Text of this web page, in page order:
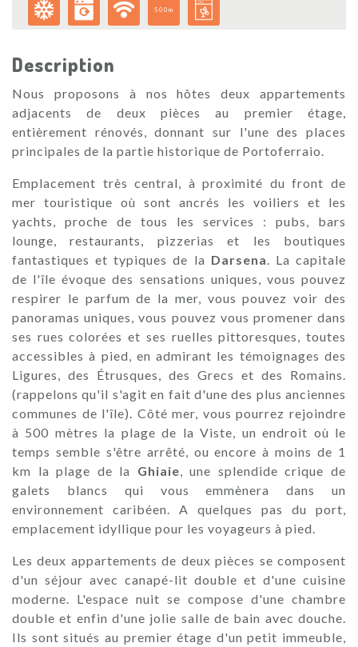
500m
Description
Nous proposons à nos hôtes deux appartements
adjacents de deux pièces au premier étage,
entièrement rénovés, donnant sur l'une des places
principales de la partie historique de Portoferraio.
Emplacement très central, à proximité du front de
mer touristique où sont ancrés les voiliers et les
yachts, proche de tous les services : pubs, bars
lounge, restaurants, pizzerias et les boutiques
fantastiques et typiques de la Darsena. La capitale
de l'île évoque des sensations uniques, vous pouvez
respirer le parfum de la mer, vous pouvez voir des
panoramas uniques, vous pouvez vous promener dans
ses rues colorées et ses ruelles pittoresques, toutes
accessibles à pied, en admirant les témoignages des
Ligures, des Étrusques, des Grecs et des Romains.
(rappelons qu'il s'agit en fait d'une des plus anciennes
communes de l'île). Côté mer, vous pourrez rejoindre
à 500 mètres la plage de la Viste, un endroit où le
temps semble s'être arrêté, ou encore à moins de 1
km la plage de la Ghiaie, une splendide crique de
galets blancs qui vous emmènera dans un
environnement caribéen. A quelques pas du port,
emplacement idyllique pour les voyageurs à pied.
Les deux appartements de deux pièces se composent
d'un séjour avec canapé-lit double et d'une cuisine
moderne. L'espace nuit se compose d'une chambre
double et enfin d'une jolie salle de bain avec douche.
Ils sont situés au premier étage d'un petit immeuble,